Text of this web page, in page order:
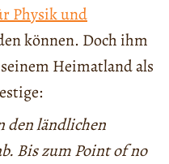
Physik und
können. Doch ihm
Heimatland als
den ländlichen
Bis zum Point of no